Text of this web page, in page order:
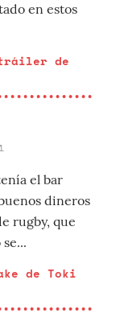
en estos
tráiler de
el bar
dineros
rugby, que
de Toki